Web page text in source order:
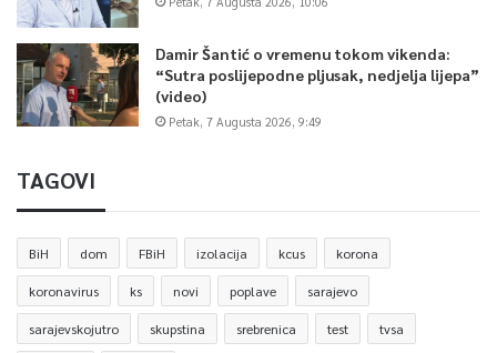
Damir Šantić o vremenu tokom vikenda:
“Sutra poslijepodne pljusak, nedjelja lijepa”
(video)
Petak, 7 Augusta 2026, 9:49
TAGOVI
BiH dom FBiH izolacija kcus korona
koronavirus ks novi poplave sarajevo
sarajevskojutro skupstina srebrenica test tvsa